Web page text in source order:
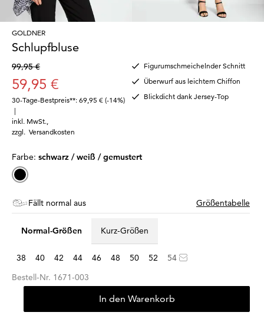
GOLDNER
Schlupfbluse
99,95 €
59,95 €
30-Tage-Bestpreis**: 69,95 € (-14%)
|
inkl. MwSt.
zzgl. Versandkosten
Figurumschmeichelnder Schnitt
Überwurf aus leichtem Chiffon
Blickdicht dank Jersey-Top
Farbe: schwarz / weiß / gemustert
Fällt normal aus Größentabelle
Normal-Größen Kurz-Größen
38 40 42 44 46 48 50 52
54
Bestell-Nr. 1671-003
In den Warenkorb